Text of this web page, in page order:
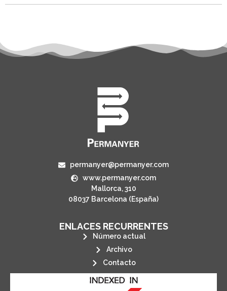
permanyer@permanyer.com
www.permanyer.com
Mallorca, 310
08037 Barcelona (España)
ENLACES RECURRENTES
Número actual
Archivo
Contacto